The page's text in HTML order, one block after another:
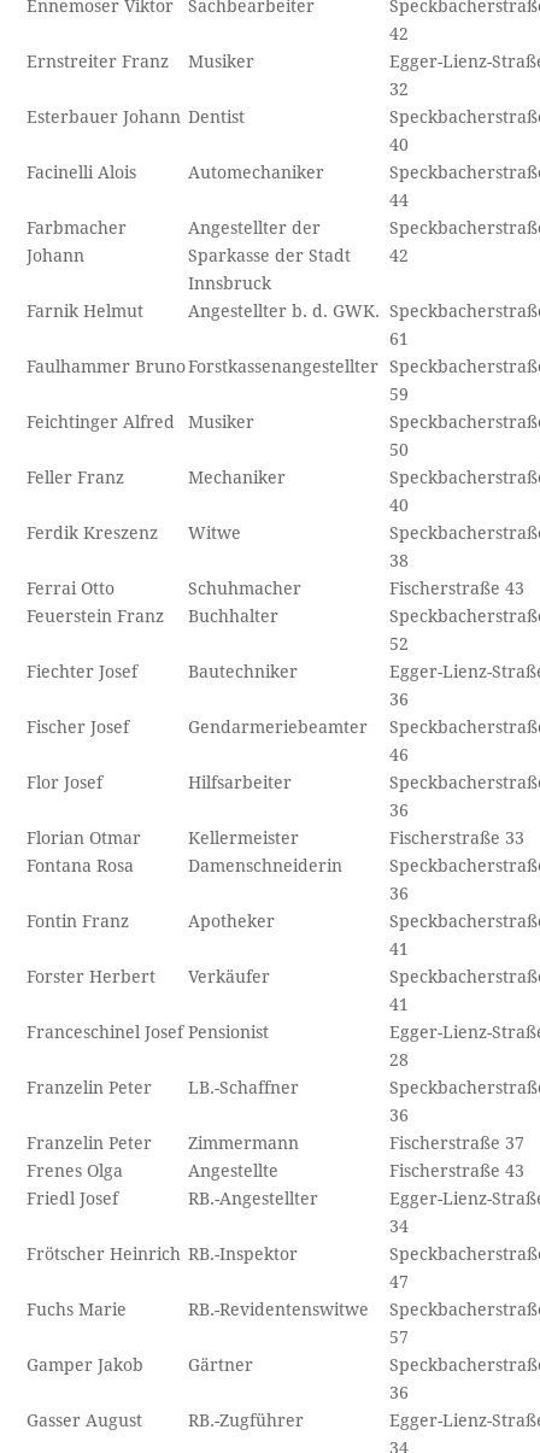
Ennemoser Viktor Sachbearbeiter
42
Ernstreiter Franz
Musiker
Egger-Lienz-
32
Esterbauer Johann Dentist
40
Facinelli Alois
Automechaniker
44
Farbmacher
Johann
Angestellter der
Sparkasse der Stadt
Innsbruck
42
Farnik Helmut Angestellter b. d. GWK.
61
Faulhammer BrunoForstkassenangestellter
59
Feichtinger Alfred
Musiker
50
Feller Franz
Mechaniker
40
Ferdik Kreszenz
Witwe
38
Ferrai Otto
Schuhmacher
Fischerstraße 43
Feuerstein Franz
Buchhalter
52
Fiechter Josef
Bautechniker
Egger-Lienz-
36
Fischer Josef
Gendarmeriebeamter
46
Flor Josef
Hilfsarbeiter
36
Florian Otmar
Kellermeister
Fischerstraße 33
Fontana Rosa
Damenschneiderin
36
Fontin Franz
Apotheker
41
Forster Herbert
Verkäufer
41
Franceschinel Josef Pensionist
Egger-Lienz-
28
Franzelin Peter
LB.-Schaffner
36
Franzelin Peter
Zimmermann
Fischerstraße 37
Frenes Olga
Angestellte
Fischerstraße 43
Friedl Josef
RB.-Angestellter
Egger-Lienz-
34
Frötscher Heinrich RB.-Inspektor
47
Fuchs Marie
RB.-Revidentenswitwe
57
Gamper Jakob
Gärtner
36
Gasser August
RB.-Zugführer
Egger-Lienz-
34